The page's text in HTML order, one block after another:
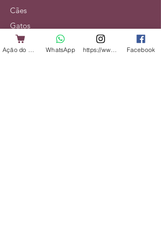
Cães
Gatos
Alimentação
WhatsApp Facebook